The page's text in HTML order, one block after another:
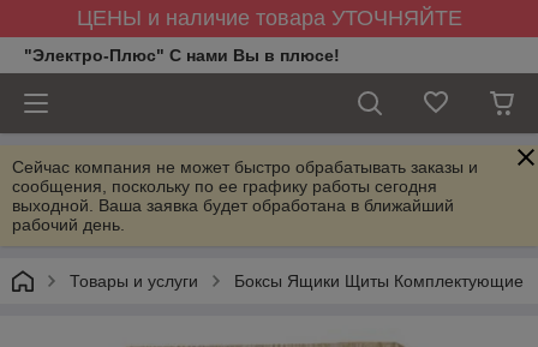
ЦЕНЫ и наличие товара УТОЧНЯЙТЕ
"Электро-Плюс" С нами Вы в плюсе!
Сейчас компания не может быстро обрабатывать заказы и
сообщения, поскольку по ее графику работы сегодня
выходной. Ваша заявка будет обработана в ближайший
рабочий день.
Товары и услуги Боксы Ящики Щиты Комплектующие